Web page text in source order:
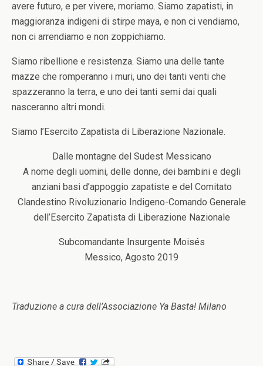
avere futuro, e per vivere, moriamo. Siamo zapatisti, in
maggioranza indigeni di stirpe maya, e non ci vendiamo,
non ci arrendiamo e non zoppichiamo.
Siamo ribellione e resistenza. Siamo una delle tante
mazze che romperanno i muri, uno dei tanti venti che
spazzeranno la terra, e uno dei tanti semi dai quali
nasceranno altri mondi.
Siamo l’Esercito Zapatista di Liberazione Nazionale.
Dalle montagne del Sudest Messicano
A nome degli uomini, delle donne, dei bambini e degli
anziani basi d’appoggio zapatiste e del Comitato
Clandestino Rivoluzionario Indigeno-Comando Generale
dell’Esercito Zapatista di Liberazione Nazionale
Subcomandante Insurgente Moisés
Messico, Agosto 2019
Traduzione a cura dell’Associazione Ya Basta! Milano